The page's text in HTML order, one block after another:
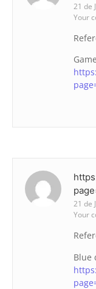
21 de
Your
21 de
Your
Blue